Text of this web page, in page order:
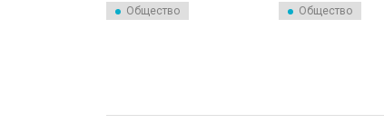
секретарь регионального
отделения партии «Единая
Общество
Общество